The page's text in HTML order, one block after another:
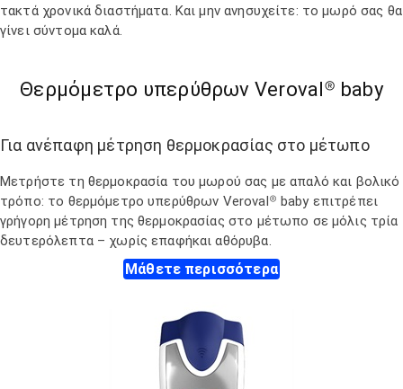
τακτά χρονικά διαστήματα. Και μην ανησυχείτε: το μωρό σας θα
γίνει σύντομα καλά.
Θερμόμετρο υπερύθρων Veroval® baby
Για ανέπαφη μέτρηση θερμοκρασίας στο μέτωπο
Μετρήστε τη θερμοκρασία του μωρού σας με απαλό και βολικό
τρόπο: το θερμόμετρο υπερύθρων Veroval® baby επιτρέπει
γρήγορη μέτρηση της θερμοκρασίας στο μέτωπο σε μόλις τρία
δευτερόλεπτα – χωρίς επαφήκαι αθόρυβα.
Μάθετε περισσότερα